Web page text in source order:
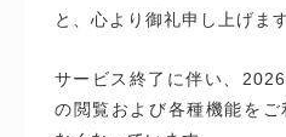
と、心より御礼申し上げます
サービス終了に伴い、
の閲覧および各種機能を